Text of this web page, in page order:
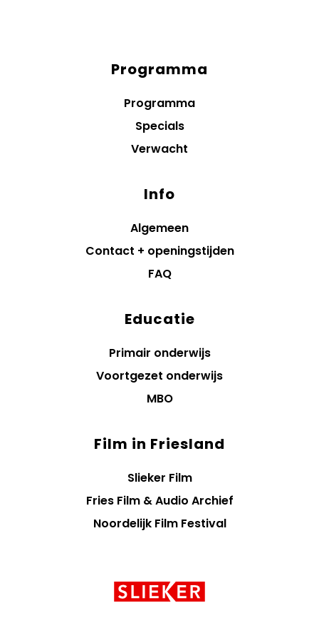
Programma
Programma
Specials
Verwacht
Info
Algemeen
Contact + openingstijden
FAQ
Educatie
Primair onderwijs
Voortgezet onderwijs
MBO
Film in Friesland
Slieker Film
Fries Film & Audio Archief
Noordelijk Film Festival